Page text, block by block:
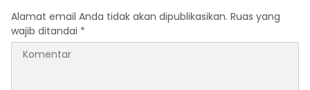
Alamat email Anda tidak akan dipublikasikan. Ruas yang
wajib ditandai *